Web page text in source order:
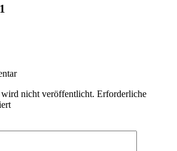
nicht veröffentlicht. Erforderliche